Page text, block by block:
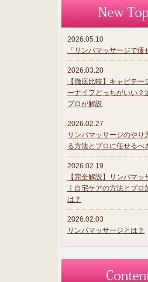
2026.05.10
「リンパマッサージで痩
2026.03.20
【徹底比較】キャビテ
ーナイフどっちがいい？
プロが解説
2026.02.27
リンパマッサージのやり
る方法とプロに任せるべ
2026.02.19
【完全解説】リンパマ
｜自宅ケアの方法とプロ
は？
2026.02.03
リンパマッサージとは？